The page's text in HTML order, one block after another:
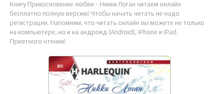
Книгу Прикосновение любви - Никки Логан читаем онлайн
бесплатно полную версию! Чтобы начать читать не надо
регистрации. Напомним, что читать онлайн вы можете не только
на компьютере, но и на андроид (Android), iPhone и iPad.
Приятного чтения!